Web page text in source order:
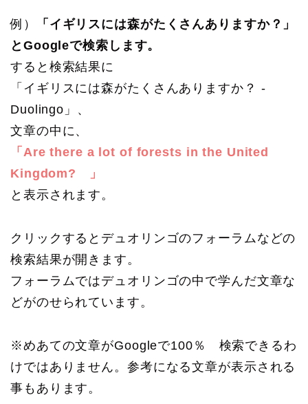
例）
「イギリスには森がたくさんありますか？」
とGoogleで検索します。
すると検索結果に
「イギリスには森がたくさんありますか？ -
Duolingo」、
文章の中に、
「Are there a lot of forests in the United
Kingdom? 」
と表示されます。
クリックするとデュオリンゴのフォーラムなどの
検索結果が開きます。
フォーラムではデュオリンゴの中で学んだ文章な
どがのせられています。
※めあての文章がGoogleで100％ 検索できるわ
けではありません。参考になる文章が表示される
事もあります。